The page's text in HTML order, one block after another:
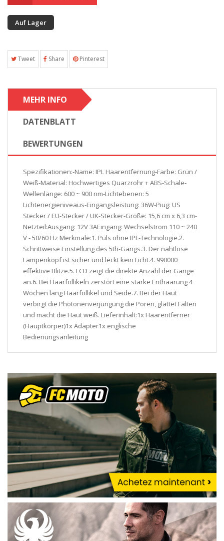
Auf Lager
Tweet Share Pinterest
MEHR INFO
DATENBLATT
BEWERTUNGEN
Spezifikationen:-Name: IPL Haarentfernung-Farbe: Grün /
Weiß-Material: Hochwertiges Quarzrohr + ABS-Schale-
Wellenlänge: 600 ~ 900 nm-Lichtebenen: 5
Lichtenergieniveaus-Eingangsleistung: 36W-Piug: US
Stecker / EU-Stecker / UK-Stecker-Größe: 15,6 cm x 6,3 cm-
Netzteil:Ausgang: 12V 3AEingang: Wechselstrom 110 ~ 240
V - 50/60 Hz Merkmale:1. Puls ohne IPL-Technologie.2.
Schrittweise Einstellung des 5th-Gangs.3. Der nahtlose
Lampenkopf ist sicher und leckt kein Licht.4. 990000
effektive Blitze.5. LCD zeigt die direkte Anzahl der Gänge
an.6. Bei Haarfollikeln zerstört eine starke Enthaarung 4
Wochen lang Haarfollikel und Seide.7. Bei der Haut
verbirgt die Photonenverjüngung die Poren, glättet Falten
und macht die Haut weiß. Lieferinhalt:1x Haarentferner
(Hauptkörper)1x Adapter1x englische
Bedienungsanleitung